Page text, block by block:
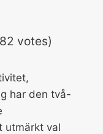
votes)
har den två-
utmärkt val